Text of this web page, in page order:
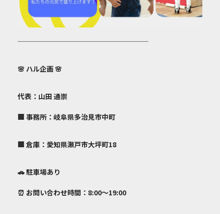
───────────────────
🌸 ハル企画🌸
代表：山田 通崇
🏢 事務所：岐阜県多治見市中町
🏢 倉庫：愛知県瀬戸市大坪町18
🚗 駐車場あり
⏰ お問い合わせ時間：8:00～19:00